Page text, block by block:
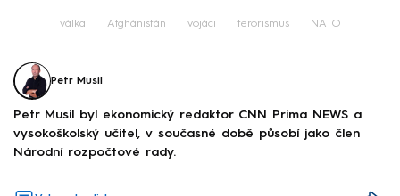
válka Afghánistán vojáci terorismus NATO
Petr Musil
Petr Musil byl ekonomický redaktor CNN Prima NEWS a
vysokoškolský učitel, v současné době působí jako člen
Národní rozpočtové rady.